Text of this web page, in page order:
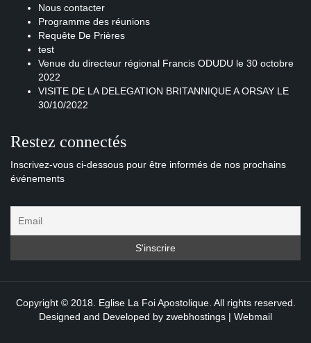
Nous contacter
Programme des réunions
Requête De Prières
test
Venue du directeur régional Francis ODUDU le 30 octobre
2022
VISITE DE LA DELEGATION BRITANNIQUE A ORSAY LE
30/10/2022
Restez connectés
Inscrivez-vous ci-dessous pour être informés de nos prochains
événements
Copyright © 2018. Eglise La Foi Apostolique. All rights reserved.
Designed and Developed by zwebhostings | Webmail